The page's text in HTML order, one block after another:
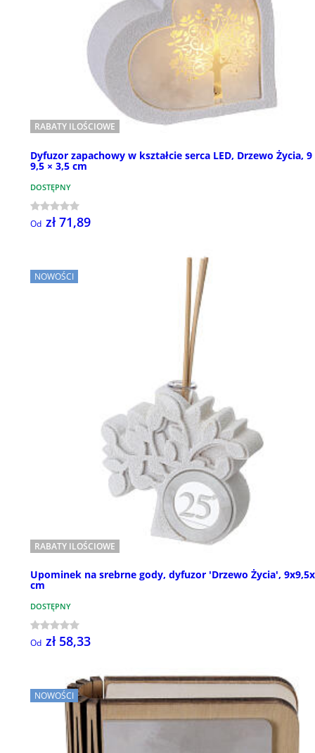
RABATY ILOŚCIOWE
Dyfuzor zapachowy w kształcie serca LED, Drzewo Życia, 9
9,5 × 3,5 cm
DOSTĘPNY
Od zł 71,89
NOWOŚCI
RABATY ILOŚCIOWE
Upominek na srebrne gody, dyfuzor 'Drzewo Życia',
cm
DOSTĘPNY
Od zł 58,33
NOWOŚCI